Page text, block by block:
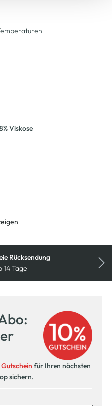
Viskose
Rücksendung
14 Tage
Gutschein für Ihren nächsten
sichern.